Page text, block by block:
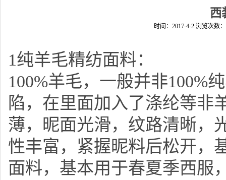
西
时间：2017-4-2 浏览次数
1纯羊毛精纺面料：
100%羊毛，一般并非100%
陷，在里面加入了涤纶等非
薄，昵面光滑，纹路清晰，
性丰富，紧握昵料后松开，
面料，基本用于春夏季西服